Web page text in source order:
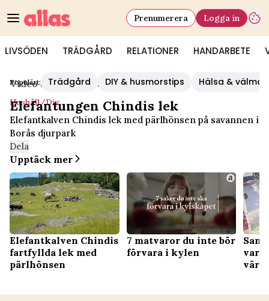
LIVSÖDEN TRÄDGÅRD RELATIONER HANDARBETE
Prenumerera Logga in
Populärt: Trädgård DIY & husmorstips Hälsa &
Video Start/Hushåll/diy
Hushåll/diy
Elefantungen Chindis lek
Elefantkalven Chindis lek med pärlhönsen på savannen i
Borås djurpark
Dela
Upptäck mer
Elefantkalven Chindis
fartfyllda lek med
pärlhönsen
7 matvaror du inte bör
förvara i kylen
var